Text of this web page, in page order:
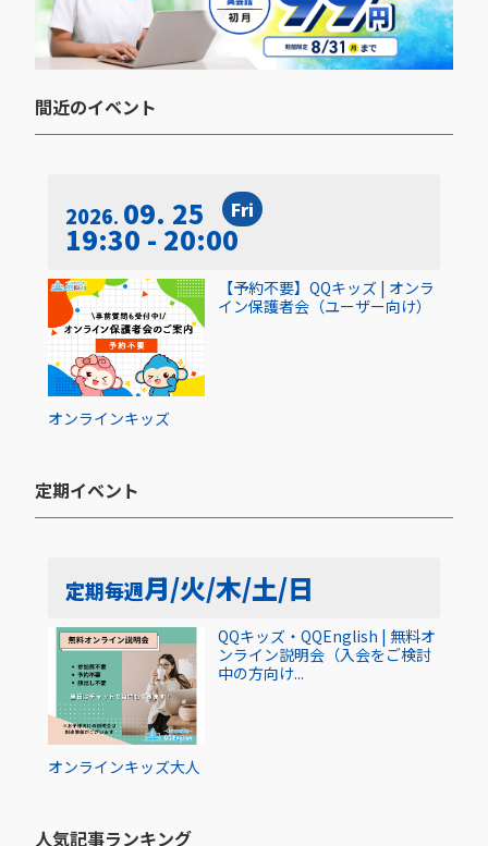
間近のイベント​
2026 09. 25 Fri
19:30 - 20:00
オンラインキッズ
【予約不要】QQキッズ | オンラ
イン保護者会（ユーザー向け）
定期イベント​
定期毎週月/火/木/土/日
オンラインキッズ大人
QQキッズ・QQEnglish | 無料オ
ンライン説明会（入会をご検討
中の方向け...
人気記事ランキング​